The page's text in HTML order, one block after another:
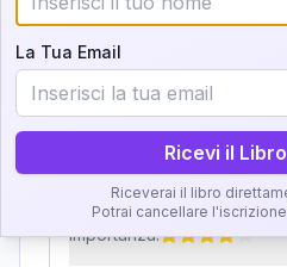
Zona del Ritratto
Importanza:
Karma Genitore-
Importanza:
La Tua Email
Ricevi il
Riceverai il libro
Potrai cancellare